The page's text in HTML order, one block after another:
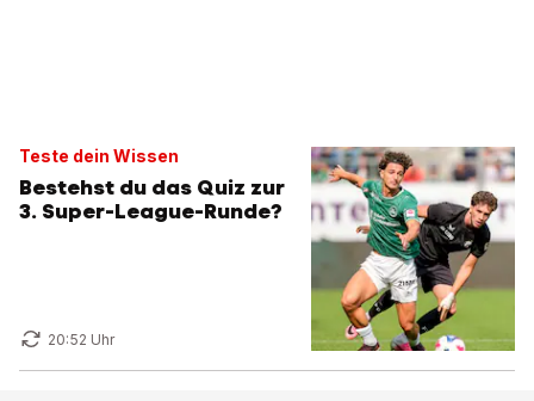
Teste dein Wissen
Bestehst du das Quiz zur
3. Super-League-Runde?
20:52 Uhr